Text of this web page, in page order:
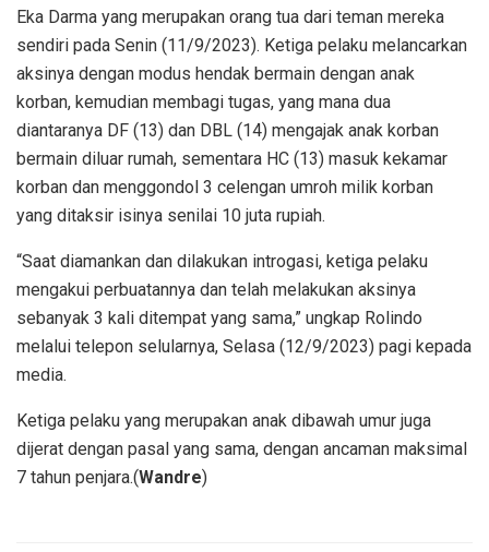
Eka Darma yang merupakan orang tua dari teman mereka
sendiri pada Senin (11/9/2023). Ketiga pelaku melancarkan
aksinya dengan modus hendak bermain dengan anak
korban, kemudian membagi tugas, yang mana dua
diantaranya DF (13) dan DBL (14) mengajak anak korban
bermain diluar rumah, sementara HC (13) masuk kekamar
korban dan menggondol 3 celengan umroh milik korban
yang ditaksir isinya senilai 10 juta rupiah.
“Saat diamankan dan dilakukan introgasi, ketiga pelaku
mengakui perbuatannya dan telah melakukan aksinya
sebanyak 3 kali ditempat yang sama,” ungkap Rolindo
melalui telepon selularnya, Selasa (12/9/2023) pagi kepada
media.
Ketiga pelaku yang merupakan anak dibawah umur juga
dijerat dengan pasal yang sama, dengan ancaman maksimal
7 tahun penjara.(Wandre)